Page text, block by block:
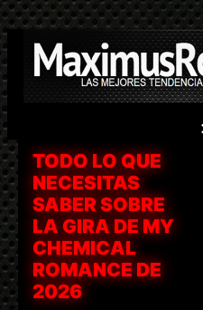
Saltar
contenido
TODO LO QUE
NECESITAS
SABER SOBRE
LA GIRA DE MY
CHEMICAL
ROMANCE DE
2026